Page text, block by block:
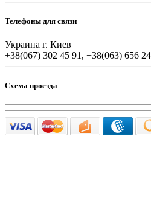
Телефоны для связи
Украина г. Киев
+38(067) 302 45 91, +38(063) 656
Схема проезда